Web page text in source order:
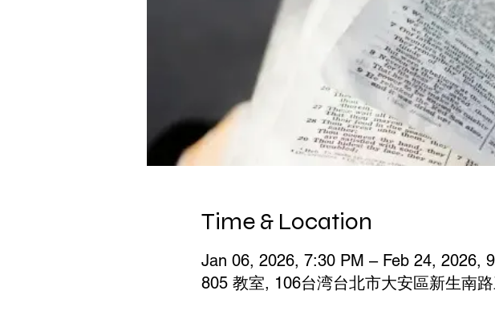
Time & Location
Jan 06, 2026, 7:30 PM – Feb 24, 2026,
805 教室, 106台湾台北市大安區新生南